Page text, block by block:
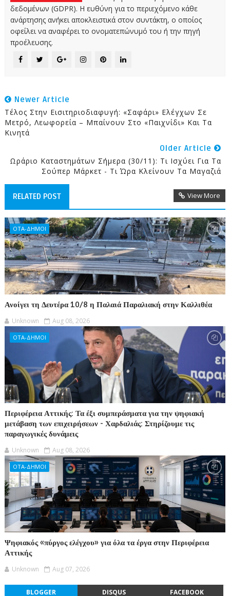
δεδομένων (GDPR). Η ευθύνη για το περιεχόμενο κάθε
ανάρτησης ανήκει αποκλειστικά στον συντάκτη, ο οποίος
οφείλει να αναφέρει το ονοματεπώνυμό του ή την πηγή
προέλευσης.
Newer Article
Τέλος Στην Εισιτηριοδιαφυγή: «Σαφάρι» Ελέγχων Σε
Μετρό, Λεωφορεία – Μπαίνουν Στο «παιχνίδι» Και Τα
Κινητά
Older Article
Ωράριο Καταστημάτων Σήμερα (30/11): Τι Ισχύει Για Τα
Σούπερ Μάρκετ - Τι Ώρα Κλείνουν Τα Μαγαζιά
RELATED POST View More
ΟΤΑ-ΔΗΜΟΙ
Ανοίγει τη Δευτέρα 10/8 η Παλαιά Παραλιακή στην Καλλιθέα
Unknown Aug 08, 2026
ΟΤΑ-ΔΗΜΟΙ
Περιφέρεια Αττικής: Τα έξι συμπεράσματα για την ψηφιακή
μετάβαση των επιχειρήσεων - Χαρδαλιάς: Στηρίζουμε τις
παραγωγικές δυνάμεις
Unknown Aug 08, 2026
ΟΤΑ-ΔΗΜΟΙ
Ψηφιακός «πύργος ελέγχου» για όλα τα έργα στην Περιφέρεια
Αττικής
Unknown Aug 07, 2026
BLOGGER DISQUS FACEBOOK